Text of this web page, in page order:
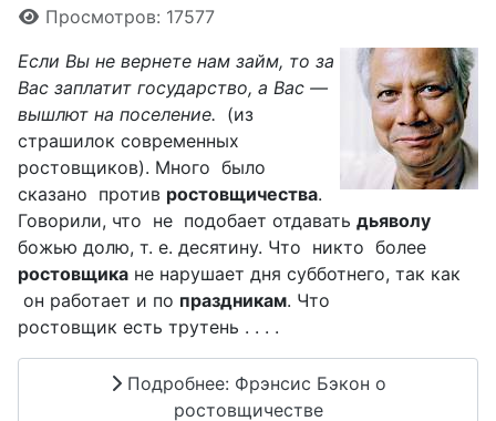
Просмотров: 17577
Если Вы не вернете нам займ, то за
Вас заплатит государство, а Вас —
вышлют на поселение. (из
страшилок современных
ростовщиков). Много было
сказано против ростовщичества.
Говорили, что не подобает отдавать дьяволу
божью долю, т. е. десятину. Что никто более
ростовщика не нарушает дня субботнего, так как
он работает и по праздникам. Что
ростовщик есть трутень . . . .
Подробнее: Фрэнсис Бэкон о
ростовщичестве